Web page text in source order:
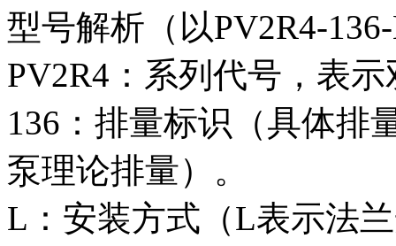
型号解析（以PV2R4-
PV2R4：系列代号，表
136：排量标识（具体排
泵理论排量）。
L：安装方式（L表示法